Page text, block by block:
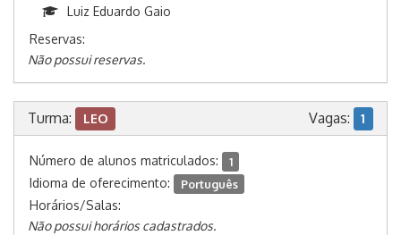
Luiz Eduardo Gaio
Reservas:
Não possui reservas.
Turma: LEO Vagas: 1
Número de alunos matriculados: 1
Idioma de oferecimento: Português
Horários/Salas:
Não possui horários cadastrados.